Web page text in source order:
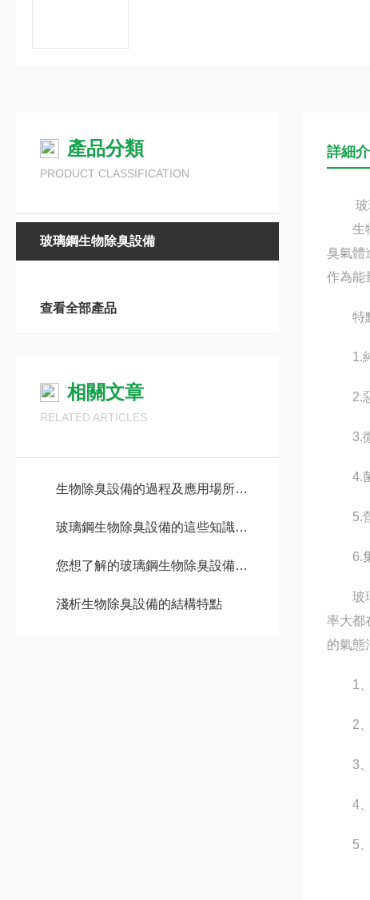
產品分類
PRODUCT CLASSIFICATION
玻璃鋼生物除臭設備
查看全部產品
相關文章
RELATED ARTICLES
生物除臭設備的過程及應用場所說明
玻璃鋼生物除臭設備的這些知識，您一定要知道
您想了解的玻璃鋼生物除臭設備都在這裏了
淺析生物除臭設備的結構特點
詳細
玻璃
生物
臭氣體
作為能
特
1.純
2.惡
3.微
4.菌
5.營
6.集
玻璃
率大都
的氣態
1、
2、經
3、設
4、
5、